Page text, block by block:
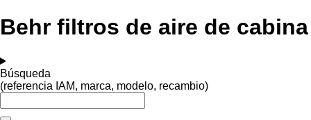
Behr filtros de aire de cabina
Búsqueda
(referencia IAM, marca, modelo, recambio)